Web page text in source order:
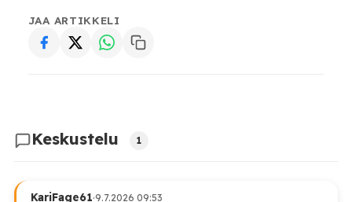
JAA ARTIKKELI
Keskustelu 1
KariFage61·9.7.2026 09:53